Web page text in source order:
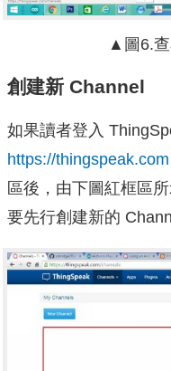
▲圖6.查
創建新 Channel
如果讀者登入
https://thingspeak.com
區後，由下圖紅框區
要先行創建新的